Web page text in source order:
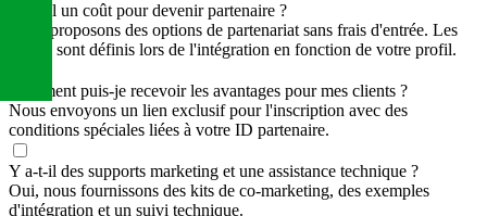
Y a-t-il un coût pour devenir partenaire ?
Nous proposons des options de partenariat sans frais d'entrée. Les
détails sont définis lors de l'intégration en fonction de votre profil.
Comment puis-je recevoir les avantages pour mes clients ?
Nous envoyons un lien exclusif pour l'inscription avec des
conditions spéciales liées à votre ID partenaire.
Y a-t-il des supports marketing et une assistance technique ?
Oui, nous fournissons des kits de co-marketing, des exemples
d'intégration et un suivi technique.